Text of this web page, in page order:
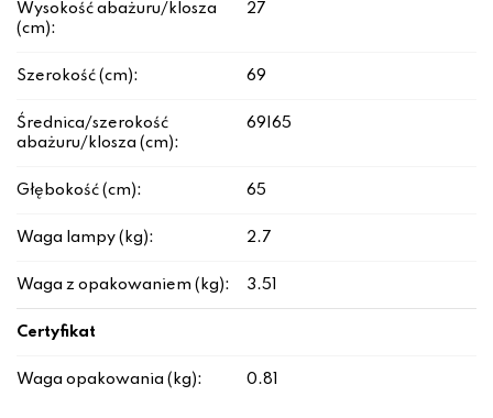
Wysokość abażuru/klosza
(cm):
27
Szerokość (cm): 69
Średnica/szerokość
abażuru/klosza (cm):
69|65
Głębokość (cm): 65
Waga lampy (kg): 2.7
Waga z opakowaniem (kg): 3.51
Certyfikat
Waga opakowania (kg): 0.81